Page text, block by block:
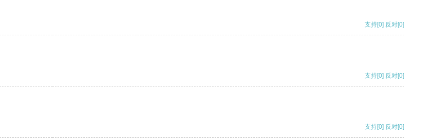
支持[0] 反对[0]
支持[0] 反对[0]
支持[0] 反对[0]